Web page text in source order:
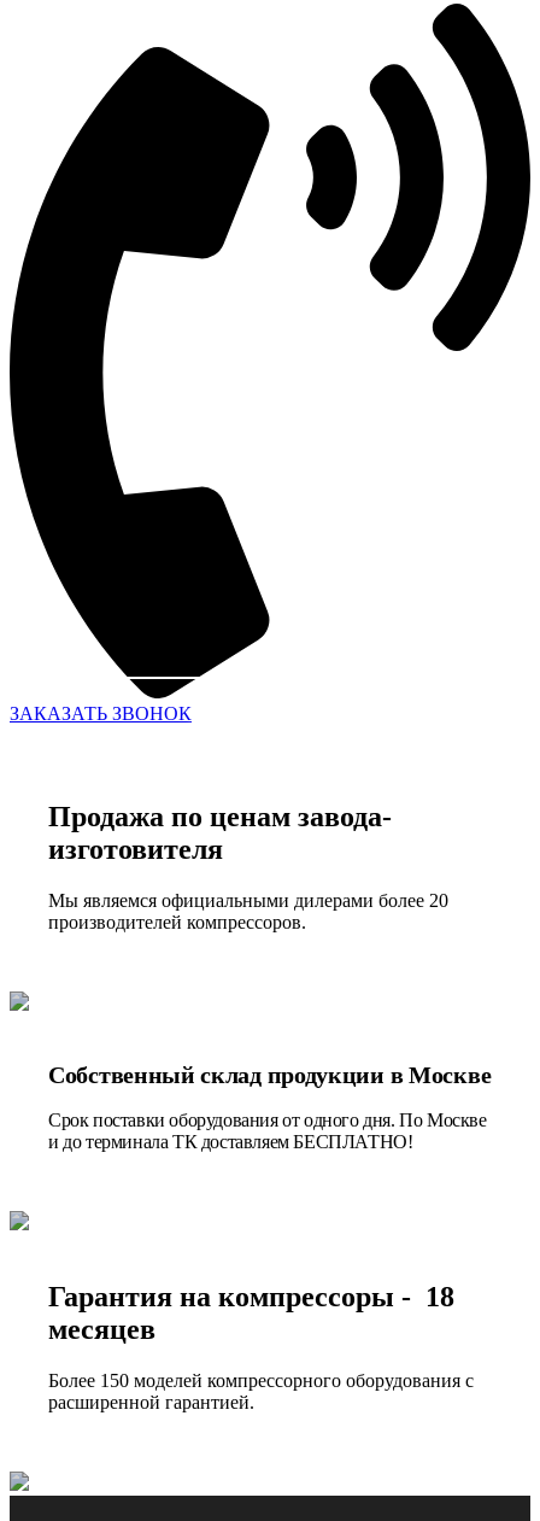
ЗАКАЗАТЬ ЗВОНОК
Продажа по ценам завода-
изготовителя
Мы являемся официальными дилерами более 20
производителей компрессоров.
Собственный склад продукции в Москве
Срок поставки оборудования от одного дня. По Москве
и до терминала ТК доставляем БЕСПЛАТНО!
Гарантия на компрессоры - 18
месяцев
Более 150 моделей компрессорного оборудования с
расширенной гарантией.